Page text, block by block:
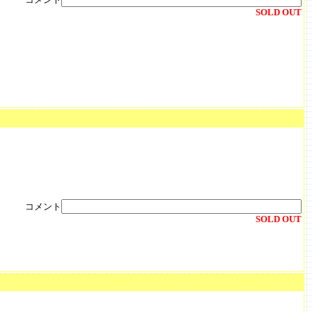
SOLD OUT
コメント
SOLD OUT